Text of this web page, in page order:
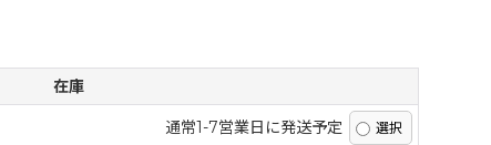
在庫
通常1-7営業日に発送予定